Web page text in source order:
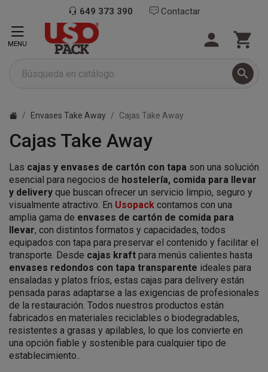
649 373 390 Contactar

 
MENU
Envases Take Away Cajas Take Away
Cajas Take Away
Las cajas y envases de cartón con tapa son una solución
esencial para negocios de hostelería, comida para llevar
y delivery que buscan ofrecer un servicio limpio, seguro y
visualmente atractivo. En Usopack contamos con una
amplia gama de envases de cartón de comida para
llevar, con distintos formatos y capacidades, todos
equipados con tapa para preservar el contenido y facilitar el
transporte. Desde cajas kraft para menús calientes hasta
envases redondos con tapa transparente ideales para
ensaladas y platos fríos, estas cajas para delivery están
pensada paras adaptarse a las exigencias de profesionales
de la restauración. Todos nuestros productos están
fabricados en materiales reciclables o biodegradables,
resistentes a grasas y apilables, lo que los convierte en
una opción fiable y sostenible para cualquier tipo de
establecimiento..